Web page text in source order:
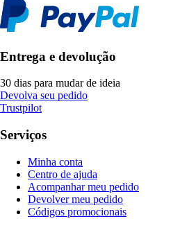
Entrega e devolução
30 dias para mudar de ideia
Devolva seu pedido
Trustpilot
Serviços
Minha conta
Centro de ajuda
Acompanhar meu pedido
Devolver meu pedido
Códigos promocionais